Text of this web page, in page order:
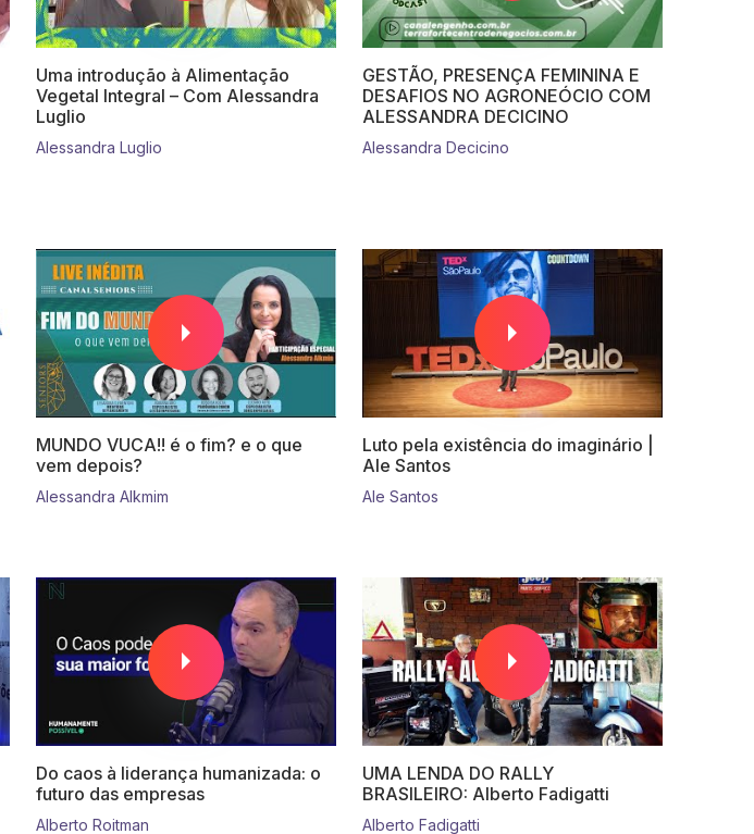
Uma introdução à Alimentação
Vegetal Integral – Com Alessandra
Luglio
Alessandra Luglio
GESTÃO, PRESENÇA FEMININA E
DESAFIOS NO AGRONEÓCIO COM
ALESSANDRA DECICINO
Alessandra Decicino
MUNDO VUCA!! é o fim? e o que
vem depois?
Alessandra Alkmim
Luto pela existência do imaginário |
Ale Santos
Ale Santos
Do caos à liderança humanizada: o
futuro das empresas
Alberto Roitman
UMA LENDA DO RALLY
BRASILEIRO: Alberto Fadigatti
Alberto Fadigatti